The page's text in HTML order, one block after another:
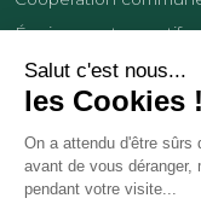
Équipements sportifs
Développement
France Services
Contact